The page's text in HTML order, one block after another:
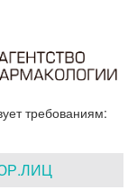
требованиям: